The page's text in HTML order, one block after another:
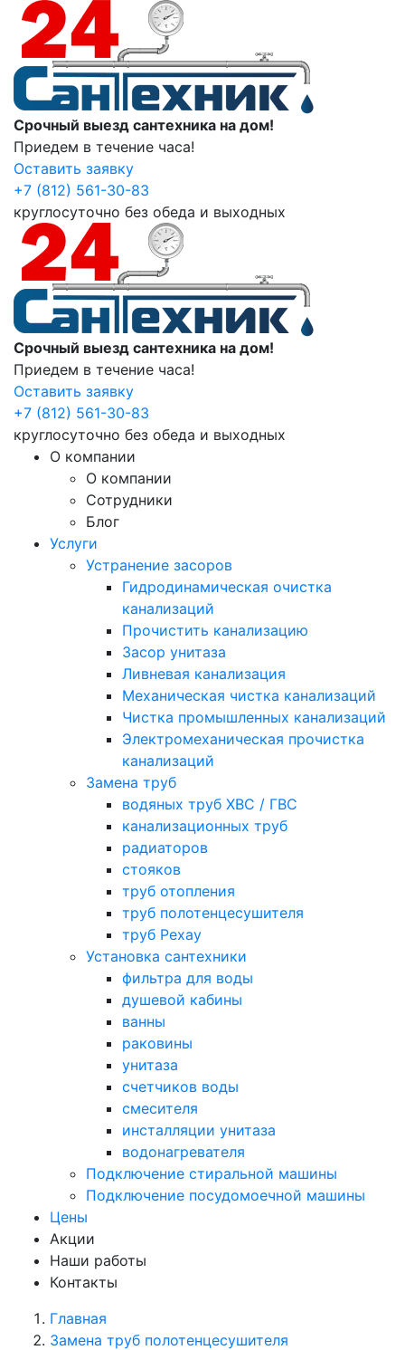
Срочный выезд сантехника на дом!
Приедем в течение часа!
Оставить заявку
+7 (812) 561-30-83
круглосуточно без обеда и выходных
Срочный выезд сантехника на дом!
Приедем в течение часа!
Оставить заявку
+7 (812) 561-30-83
круглосуточно без обеда и выходных
О компании
О компании
Сотрудники
Блог
Услуги
Устранение засоров
Гидродинамическая очистка
канализаций
Прочистить канализацию
Засор унитаза
Ливневая канализация
Механическая чистка канализаций
Чистка промышленных канализаций
Электромеханическая прочистка
канализаций
Замена труб
водяных труб ХВС / ГВС
канализационных труб
радиаторов
стояков
труб отопления
труб полотенцесушителя
труб Рехау
Установка сантехники
фильтра для воды
душевой кабины
ванны
раковины
унитаза
счетчиков воды
смесителя
инсталляции унитаза
водонагревателя
Подключение стиральной машины
Подключение посудомоечной машины
Цены
Акции
Наши работы
Контакты
Главная
Замена труб полотенцесушителя